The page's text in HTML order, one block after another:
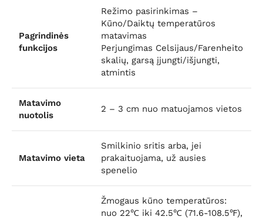
Pagrindinės
funkcijos
Režimo pasirinkimas –
Kūno/Daiktų temperatūros
matavimas
Perjungimas Celsijaus/Farenheito
skalių, garsą įjungti/išjungti,
atmintis
Matavimo
nuotolis
2 – 3 cm nuo matuojamos vietos
Matavimo vieta
Smilkinio sritis arba, jei
prakaituojama, už ausies
spenelio
Žmogaus kūno temperatūros:
nuo 22℃ iki 42.5℃ (71.6-108.5℉),